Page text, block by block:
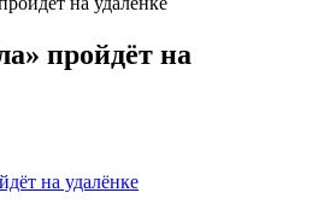
пройдёт на